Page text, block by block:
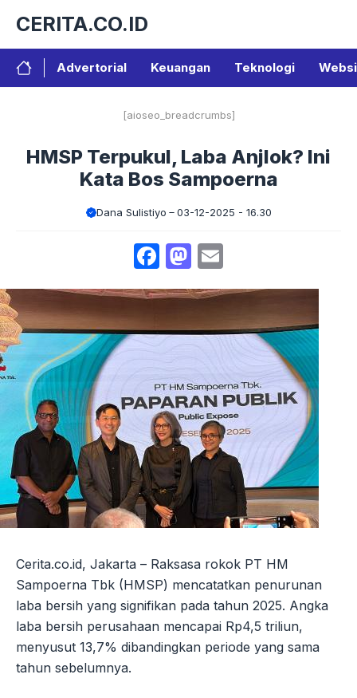
isi
CERITA.CO.ID
Advertorial Keuangan Teknologi
[aioseo_breadcrumbs]
HMSP Terpukul, Laba Anjlok? Ini
Kata Bos Sampoerna
Dana Sulistiyo 03-12-2025 - 16.30
Facebook
Mastodon
Cerita.co.id, Jakarta – Raksasa rokok PT HM
Sampoerna Tbk (HMSP) mencatatkan penurunan
laba bersih yang signifikan pada tahun 2025. Angka
laba bersih perusahaan mencapai Rp4,5 triliun,
menyusut 13,7% dibandingkan periode yang sama
tahun sebelumnya.